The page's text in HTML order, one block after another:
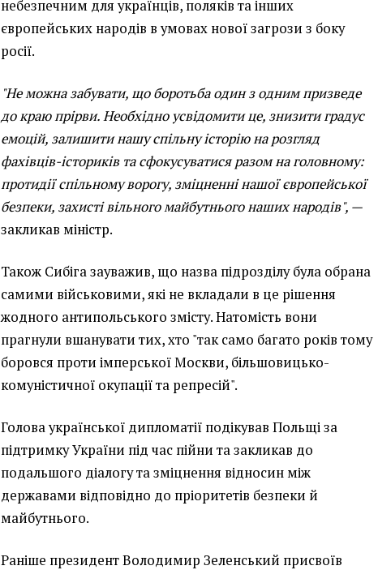
небезпечним для українців, поляків та інших
європейських народів в умовах нової загрози з боку
росії.
"Не можна забувати, що боротьба один з одним призведе
до краю прірви. Необхідно усвідомити це, знизити градус
емоцій, залишити нашу спільну історію на розгляд
фахівців-істориків та сфокусуватися разом на головному:
протидії спільному ворогу, зміцненні нашої європейської
безпеки, захисті вільного майбутнього наших народів", —
закликав міністр.
Також Сибіга зауважив, що назва підрозділу була обрана
самими військовими, які не вкладали в це рішення
жодного антипольського змісту. Натомість вони
прагнули вшанувати тих, хто "так само багато років тому
боровся проти імперської Москви, більшовицько-
комуністичної окупації та репресій".
Голова української дипломатії подікував Польщі за
підтримку України під час пійни та закликав до
подальшого діалогу та зміцнення відносин між
державами відповідно до пріоритетів безпеки й
майбутнього.
Раніше президент Володимир Зеленський присвоїв